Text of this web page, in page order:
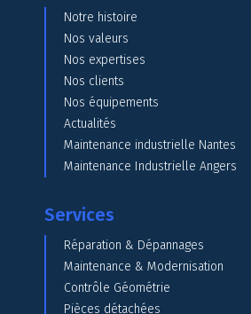
Notre histoire
Nos valeurs
Nos expertises
Nos clients
Nos équipements
Actualités
Maintenance industrielle Nantes
Maintenance Industrielle Angers
Services
Réparation & Dépannages
Maintenance & Modernisation
Contrôle Géométrie
Pièces détachées